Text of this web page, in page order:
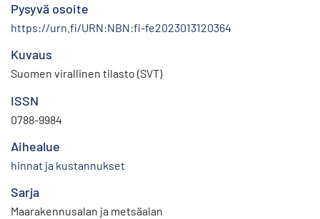
Pysyvä osoite
https://urn.fi/URN:NBN:fi-fe2023013120364
Kuvaus
Suomen virallinen tilasto (SVT)
ISSN
0788-9984
Aihealue
hinnat ja kustannukset
Sarja
Maarakennusalan ja metsäalan